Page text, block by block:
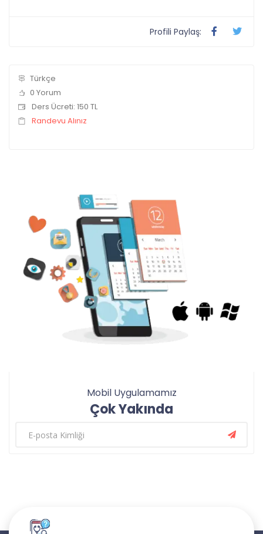
Profili Paylaş:
Türkçe
0 Yorum
Ders Ücreti: 150 TL
Randevu Alınız
Mobil Uygulamamız
Çok Yakında